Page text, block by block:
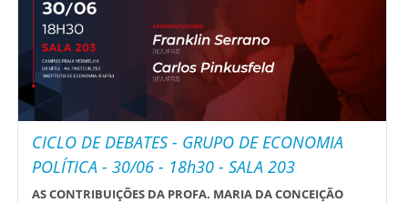
CICLO DE DEBATES - GRUPO DE ECONOMIA
POLÍTICA - 30/06 - 18h30 - SALA 203
AS CONTRIBUIÇÕES DA PROFA. MARIA DA CONCEIÇÃO